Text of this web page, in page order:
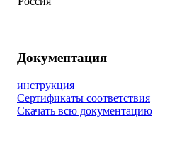
Документация
инструкция
Сертификаты соответствия
Скачать всю документацию